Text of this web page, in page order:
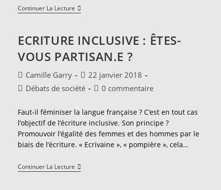
Continuer La LectureLa
Faute
ECRITURE INCLUSIVE : ÊTES-
VOUS PARTISAN.E ?
Auteur/autrice
de
Camille Garry
Publication
publiée :
22 janvier 2018
PostDébats de société
Commentaires
publication :
0 commentaire
Faut-il féminiser la langue française ? C’est en tout cas
l’objectif de l’écriture inclusive. Son principe ?
Promouvoir l’égalité des femmes et des hommes par le
biais de l’écriture. « Ecrivaine », « pompière », cela…
Continuer La LectureEcriture
Inclusive